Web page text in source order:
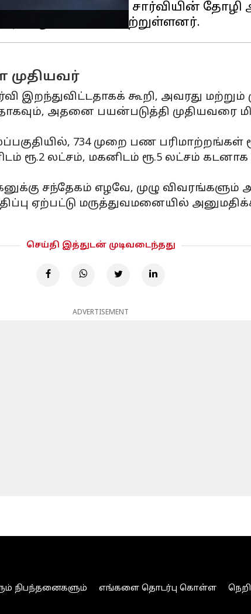
ஒவ்வொரு நபரும் சார்வியின் தோழி
முதியவர்
இறந்துவிட்டதாகக் கூறி, அவரது மற்றும்
அதனை பயன்படுத்தி முதியவரை
734 முறை பண
ரூ.2 லட்சம், மகனிடம் ரூ.5 லட்சம்
சந்தேகம் எழவே, முழு விவரங்களும்
ஏற்பட்டு மருத்துவமனையில்
செய்தி இத்துடன் முடிவடைந்தது
ADVERTISEMENT
நிபந்தனைகளும் எங்களை தொடர்பு கொள்ள